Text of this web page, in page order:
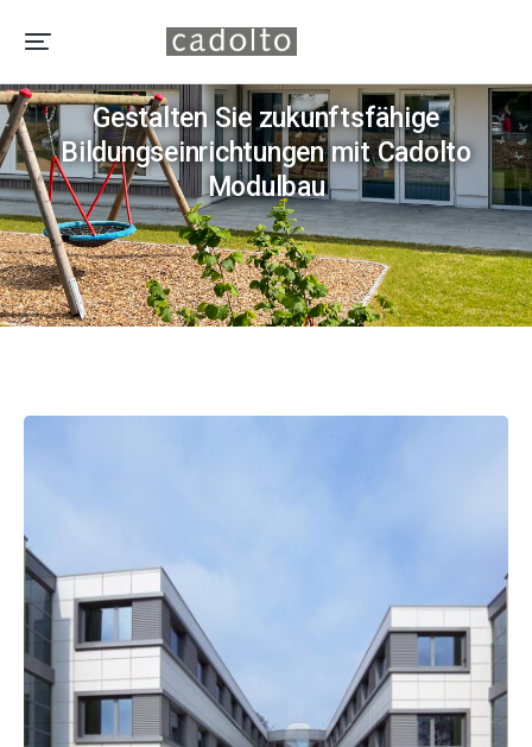
WEITERES
Gestalten Sie zukunftsfähige
Bildungseinrichtungen mit Cadolto
Modulbau